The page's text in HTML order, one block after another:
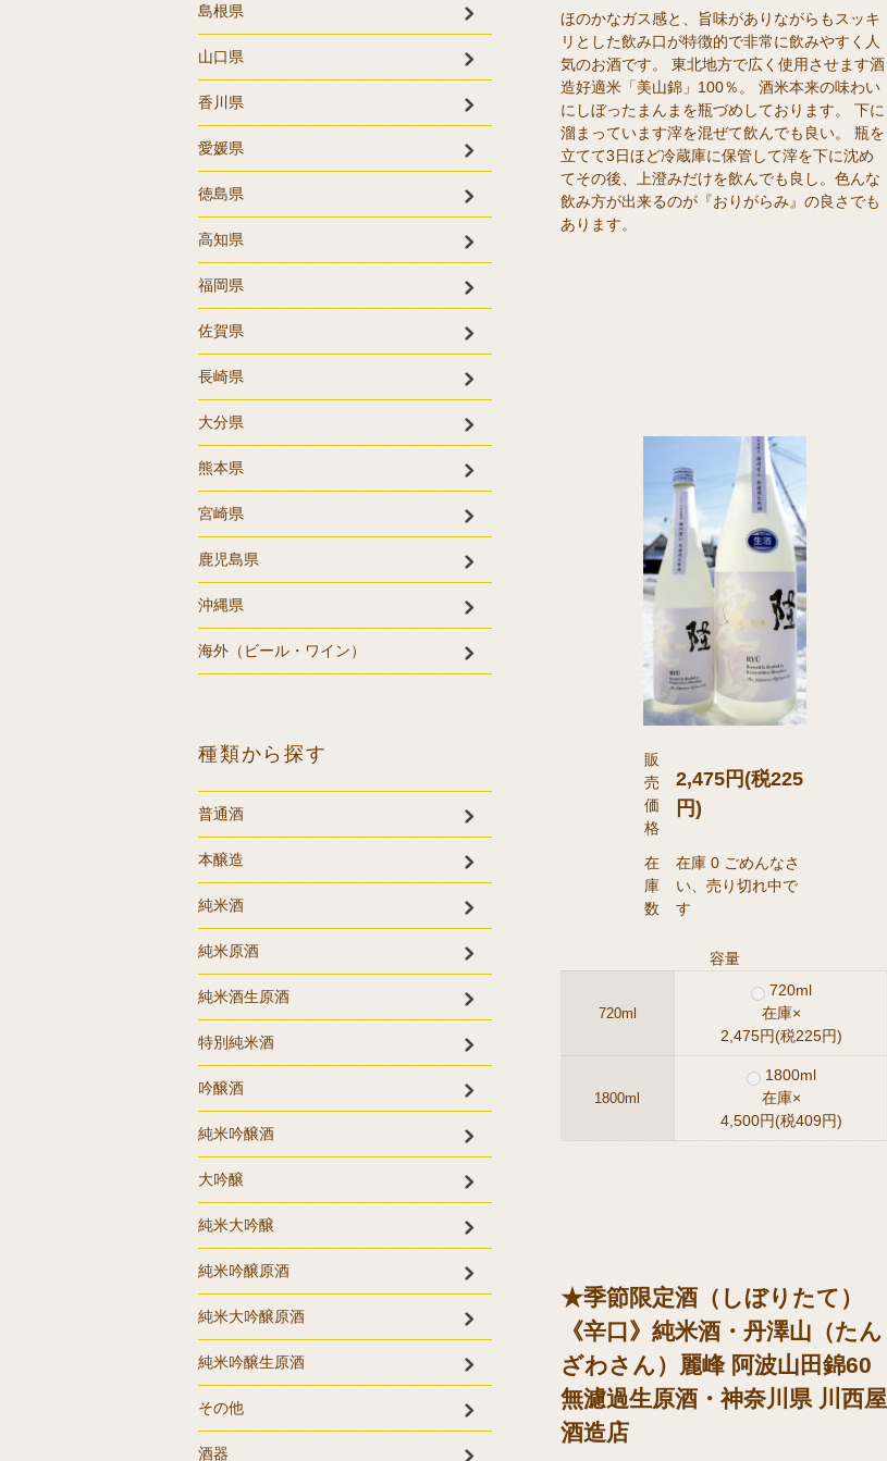
ほのかなガス感と、旨味がありながらもスッキ
リとした飲み口が特徴的で非常に飲みやすく人
気のお酒です。 東北地方で広く使用させます酒
造好適米「美山錦」100％。 酒米本来の味わい
にしぼったまんまを瓶づめしております。 下に
溜まっています滓を混ぜて飲んでも良い。 瓶を
立てて3日ほど冷蔵庫に保管して滓を下に沈め
てその後、上澄みだけを飲んでも良し。色んな
飲み方が出来るのが『おりがらみ』の良さでも
あります。
販
売
価
格
2,475円(税225
円)
在
庫
数
在庫 0 ごめんなさ
い、売り切れ中で
す
容量
720ml
720ml
在庫×
2,475円(税225円)
1800ml
1800ml
在庫×
4,500円(税409円)
★季節限定酒（しぼりたて）
《辛口》純米酒・丹澤山（たん
ざわさん）麗峰 阿波山田錦60
無濾過生原酒・神奈川県 川西屋
酒造店
島根県
山口県
香川県
愛媛県
徳島県
高知県
福岡県
佐賀県
長崎県
大分県
熊本県
宮崎県
鹿児島県
沖縄県
海外（ビール・ワイン）
種類から探す
普通酒
本醸造
純米酒
純米原酒
純米酒生原酒
特別純米酒
吟醸酒
純米吟醸酒
大吟醸
純米大吟醸
純米吟醸原酒
純米大吟醸原酒
純米吟醸生原酒
その他
酒器